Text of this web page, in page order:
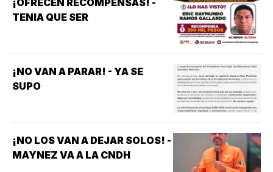
¡OFRECEN RECOMPENSAS! -
TENIA QUE SER
¡NO VAN A PARAR! - YA SE
SUPO
¡NO LOS VAN A DEJAR SOLOS! -
MAYNEZ VA A LA CNDH